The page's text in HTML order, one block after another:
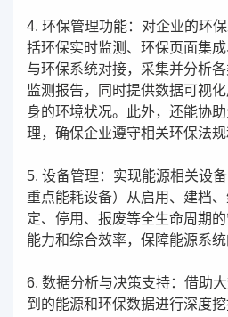
4. 环保管理功能：对企业的环
括环保实时监测、环保页面集
与环保系统对接，采集并分析
监测报告，同时提供数据可视
身的环境状况。此外，还能协
理，确保企业遵守相关环保法规
5. 设备管理：实现能源相关设
重点能耗设备）从启用、建档
定、停用、报废等全生命周期
能力和综合效率，保障能源系统
6. 数据分析与决策支持：借助
到的能源和环保数据进行深度